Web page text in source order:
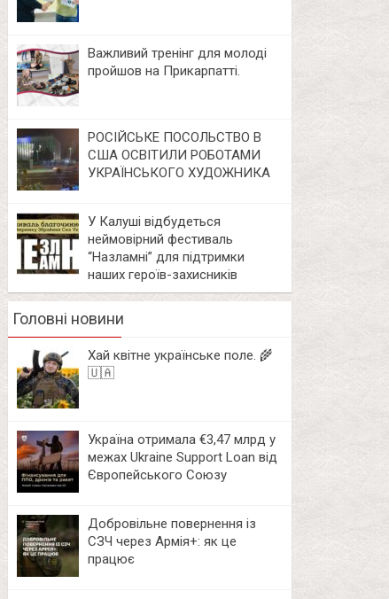
Важливий тренінг для молоді
пройшов на Прикарпатті.
РОСІЙСЬКЕ ПОСОЛЬСТВО В
США ОСВІТИЛИ РОБОТАМИ
УКРАЇНСЬКОГО ХУДОЖНИКА
У Калуші відбудеться
неймовірний фестиваль
“Назламні” для підтримки
наших героїв-захисників
Головні новини
Хай квітне українське поле. 🌾
🇺🇦
Україна отримала €3,47 млрд у
межах Ukraine Support Loan від
Європейського Союзу
Добровільне повернення із
СЗЧ через Армія+: як це
працює